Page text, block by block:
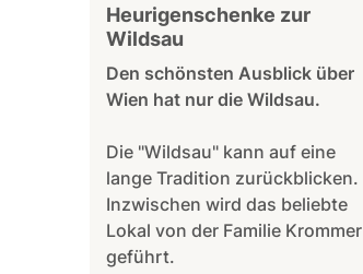
Heurigenschenke zur
Wildsau
Den schönsten Ausblick über
Wien hat nur die Wildsau.
Die "Wildsau" kann auf eine
lange Tradition zurückblicken.
Inzwischen wird das beliebte
Lokal von der Familie Krommer
geführt.